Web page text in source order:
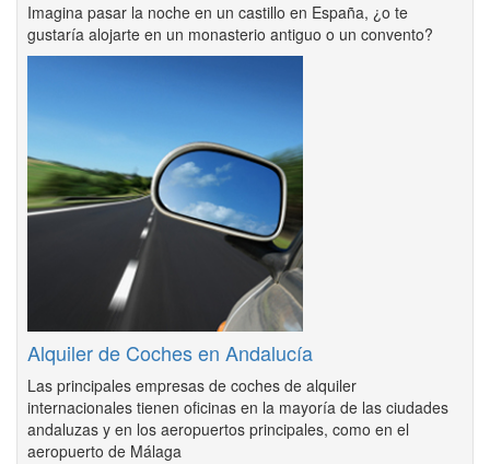
Imagina pasar la noche en un castillo en España, ¿o te
gustaría alojarte en un monasterio antiguo o un convento?
Alquiler de Coches en Andalucía
Las principales empresas de coches de alquiler
internacionales tienen oficinas en la mayoría de las ciudades
andaluzas y en los aeropuertos principales, como en el
aeropuerto de Málaga